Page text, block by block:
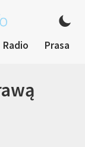
Radio Prasa